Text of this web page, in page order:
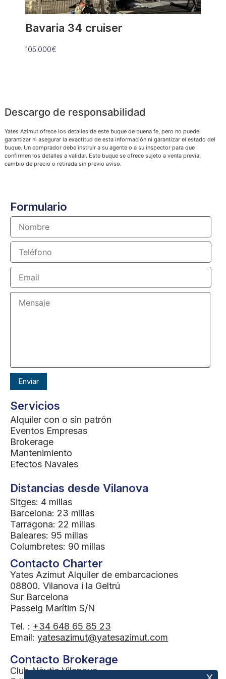
Bavaria 34 cruiser
105.000€
Descargo de responsabilidad
Yates Azimut ofrece los detalles de este buque de buena fe, pero no puede
garantizar ni asegurar la exactitud de esta información ni garantizar el estado del
buque. Un comprador debe instruir a su agente o a su inspector para que
confirmen los detalles a validar. Este buque se ofrece sujeto a venta previa,
cambio de precio o retirada sin previo aviso.
Formulario
Servicios
Alquiler con o sin patrón
Eventos Empresas
Brokerage
Mantenimiento
Efectos Navales
Distancias desde Vilanova
Sitges: 4 millas
Barcelona: 23 millas
Tarragona: 22 millas
Baleares: 95 millas
Columbretes: 90 millas
Contacto Charter
Yates Azimut Alquiler de embarcaciones
08800. Vilanova i la Geltrú
Sur Barcelona
Passeig Marítim S/N
Tel. : +34 648 65 85 23
Email: yatesazimut@yatesazimut.com
Contacto Brokerage
Club Nàutic Vilanova